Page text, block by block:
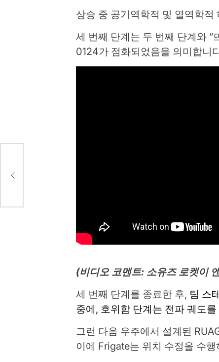
상승 중 공기역학적 및 열역학
세 번째 단계는 두 번째 단계와
0124가 점화되었음을 의미합니
(비디오 코멘트: 소유즈 로켓이
세 번째 단계를 종료한 후, 팀 스
중에, 호위함 단계는 전파 궤도
그런 다음 우주에서 설계된
이에 Frigate는 위치 수정을 수